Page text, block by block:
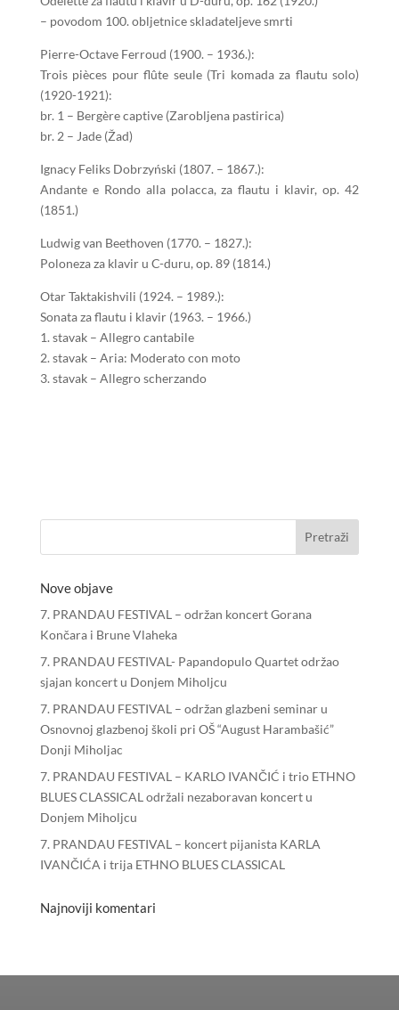
– povodom 100. obljetnice skladateljeve smrti
Pierre-Octave Ferroud (1900. – 1936.):
Trois pièces pour flûte seule (Tri komada za flautu solo)
(1920-1921):
br. 1 – Bergère captive (Zarobljena pastirica)
br. 2 – Jade (Žad)
Ignacy Feliks Dobrzyński (1807. – 1867.):
Andante e Rondo alla polacca, za flautu i klavir, op. 42
(1851.)
Ludwig van Beethoven (1770. – 1827.):
Poloneza za klavir u C-duru, op. 89 (1814.)
Otar Taktakishvili (1924. – 1989.):
Sonata za flautu i klavir (1963. – 1966.)
1. stavak – Allegro cantabile
2. stavak – Aria: Moderato con moto
3. stavak – Allegro scherzando
Nove objave
7. PRANDAU FESTIVAL – održan koncert Gorana
Končara i Brune Vlaheka
7. PRANDAU FESTIVAL- Papandopulo Quartet održao
sjajan koncert u Donjem Miholjcu
7. PRANDAU FESTIVAL – održan glazbeni seminar u
Osnovnoj glazbenoj školi pri OŠ “August Harambašić”
Donji Miholjac
7. PRANDAU FESTIVAL – KARLO IVANČIĆ i trio ETHNO
BLUES CLASSICAL održali nezaboravan koncert u
Donjem Miholjcu
7. PRANDAU FESTIVAL – koncert pijanista KARLA
IVANČIĆA i trija ETHNO BLUES CLASSICAL
Najnoviji komentari